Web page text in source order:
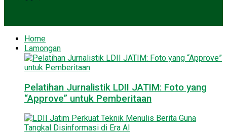
Home
Lamongan
Pelatihan Jurnalistik LDII JATIM: Foto yang
“Approve” untuk Pemberitaan